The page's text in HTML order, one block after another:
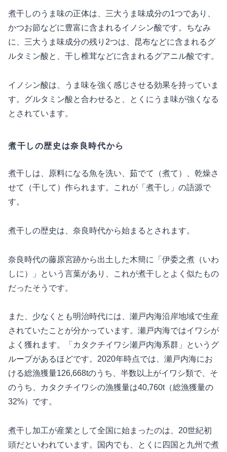
煮干しのうま味の正体は、三大うま味成分の1つであり、
かつお節などに豊富に含まれるイノシン酸です。ちなみ
に、三大うま味成分の残り2つは、昆布などに含まれるグ
ルタミン酸と、干し椎茸などに含まれるグアニル酸です。
イノシン酸は、うま味を強く感じさせる効果を持っていま
す。グルタミン酸と合わせると、とくにうま味が強くなる
とされています。
煮干しの歴史は奈良時代から
煮干しは、原料になる魚を洗い、茹でて（煮て）、乾燥さ
せて（干して）作られます。これが「煮干し」の語源で
す。
煮干しの歴史は、奈良時代から始まるとされます。
奈良時代の藤原宮跡から出土した木簡に「伊委之煮（いわ
しに）」という言葉があり、これが煮干しとよく似たもの
だったそうです。
また、少なくとも明治時代には、瀬戸内海沿岸地域で生産
されていたことが分かっています。瀬戸内海ではイワシが
よく獲れます。「カタクチイワシ瀬戸内海系群」というグ
ループがあるほどです。2020年時点では、瀬戸内海にお
ける総漁獲量126,668tのうち、半数以上がイワシ類で、そ
のうち、カタクチイワシの漁獲量は40,760t（総漁獲量の
32%）です。
煮干し加工が産業として全国に始まったのは、20世紀初
頭だといわれています。国内でも、とくに四国と九州で煮